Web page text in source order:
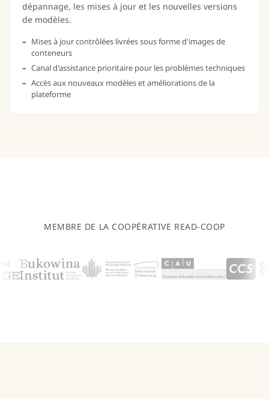
dépannage, les mises à jour et les nouvelles versions
de modèles.
Mises à jour contrôlées livrées sous forme d'images de
conteneurs
Canal d'assistance prioritaire pour les problèmes techniques
Accès aux nouveaux modèles et améliorations de la
plateforme
MEMBRE DE LA COOPÉRATIVE READ-COOP